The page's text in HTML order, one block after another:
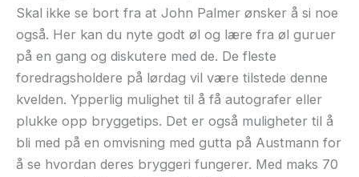
Skal ikke se bort fra at John Palmer ønsker å si noe
også. Her kan du nyte godt øl og lære fra øl guruer
på en gang og diskutere med de. De fleste
foredragsholdere på lørdag vil være tilstede denne
kvelden. Ypperlig mulighet til å få autografer eller
plukke opp bryggetips. Det er også muligheter til å
bli med på en omvisning med gutta på Austmann for
å se hvordan deres bryggeri fungerer. Med maks 70